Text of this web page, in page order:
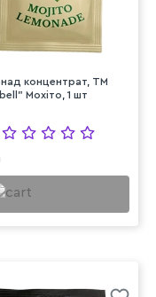
концентрат, ТМ
Мохіто, 1 шт